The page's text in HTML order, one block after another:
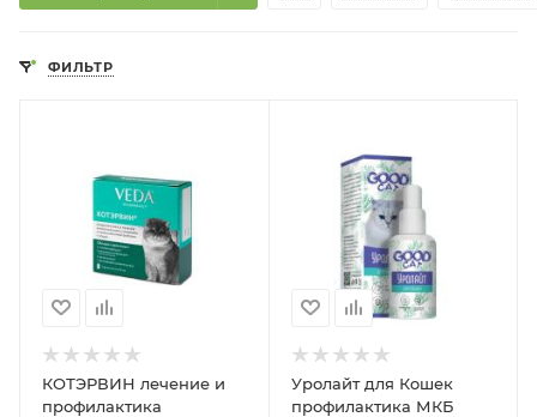
ФИЛЬТР
КОТЭРВИН лечение и
профилактика
Уролайт для Кошек
профилактика МКБ